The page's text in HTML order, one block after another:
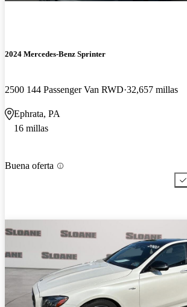
2024 Mercedes-Benz Sprinter
2500 144 Passenger Van RWD 32,657 millas
Ephrata, PA
16 millas
Buena oferta